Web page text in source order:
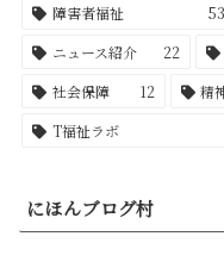
障害者福祉 53
ニュース紹介
22
社会保障
12 精
T福祉ラボ
にほんブログ村